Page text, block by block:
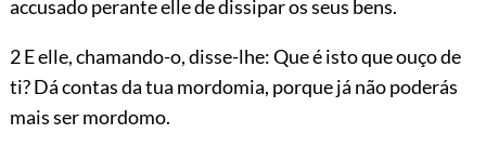
accusado perante elle de dissipar os seus bens.
2 E elle, chamando-o, disse-lhe: Que é isto que ouço de
ti? Dá contas da tua mordomia, porque já não poderás
mais ser mordomo.